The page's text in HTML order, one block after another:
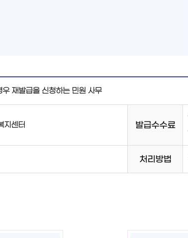
재발급을 신청하는 민원 사무
지센터 발급수수료
처리방법